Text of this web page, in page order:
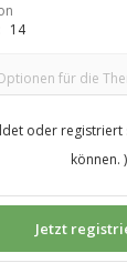
14
für die
oder registriert
können. )
Jetzt